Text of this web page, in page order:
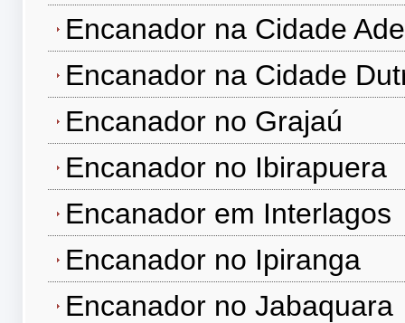
Encanador na Cidade
Encanador na Cidade
Encanador no Grajaú
Encanador no Ibirapuera
Encanador em Interlagos
Encanador no Ipiranga
Encanador no Jabaquara